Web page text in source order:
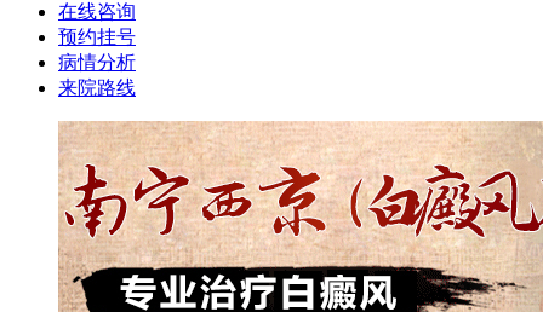
在线咨询
预约挂号
病情分析
来院路线